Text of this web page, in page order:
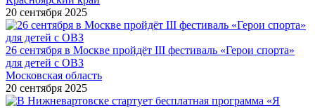
20 сентября 2025
26 сентября в Москве пройдёт III фестиваль «Герои спорта»
для детей с ОВЗ
Московская область
20 сентября 2025